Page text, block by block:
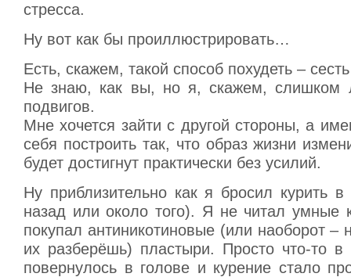
стресса.
Ну вот как бы проиллюстрировать…
Есть, скажем, такой способ похудеть –
Не знаю, как вы, но я, скажем, слишком
подвигов.
Мне хочется зайти с другой стороны, а
себя построить так, что образ жизни
будет достигнут практически без усилий.
Ну приблизительно как я бросил курить
назад или около того). Я не читал умные
покупал антиникотиновые (или наоборот –
их разберёшь) пластыри. Просто что-то в
повернулось в голове и курение стало